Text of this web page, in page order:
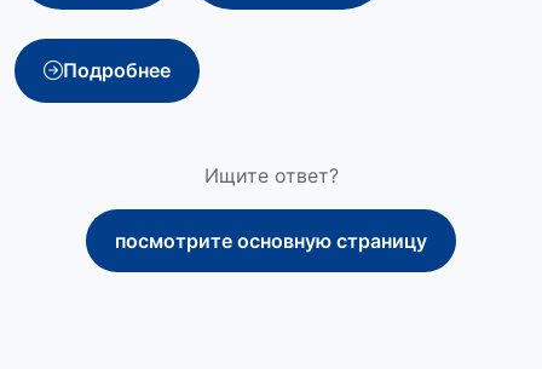
Подробнее
Ищите ответ?
посмотрите основную страницу